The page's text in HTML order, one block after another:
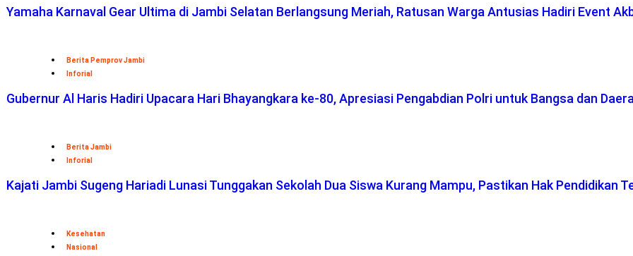
Yamaha Karnaval Gear Ultima di Jambi Selatan Berlangsung Meriah, Ratusan Warga Antusias Hadiri Event
Berita Pemprov Jambi
Inforial
Gubernur Al Haris Hadiri Upacara Hari Bhayangkara ke-80, Apresiasi Pengabdian Polri untuk Bangsa dan
Berita Jambi
Inforial
Kajati Jambi Sugeng Hariadi Lunasi Tunggakan Sekolah Dua Siswa Kurang Mampu, Pastikan Hak Pendidikan
Kesehatan
Nasional